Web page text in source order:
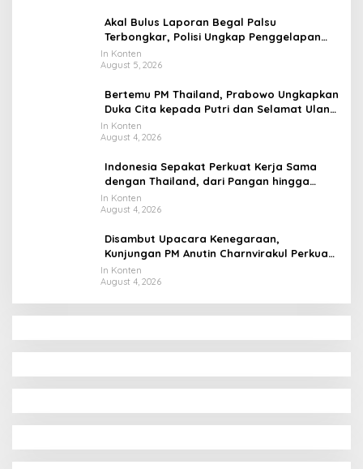
Akal Bulus Laporan Begal Palsu
Terbongkar, Polisi Ungkap Penggelapan
Uang Perusahaan untuk Crypto
In Konten
August 5, 2026
Bertemu PM Thailand, Prabowo Ungkapkan
Duka Cita kepada Putri dan Selamat Ulang
Tahun ke Raja Thailand
In Konten
August 4, 2026
Indonesia Sepakat Perkuat Kerja Sama
dengan Thailand, dari Pangan hingga
Ekonomi Digital
In Konten
August 4, 2026
Disambut Upacara Kenegaraan,
Kunjungan PM Anutin Charnvirakul Perkuat
Hubungan Indonesia-Thailand
In Konten
August 4, 2026